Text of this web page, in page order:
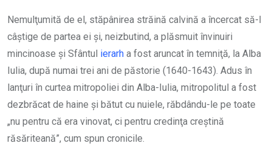
Nemulţumită de el, stăpânirea străină calvină a încercat să-l
câştige de partea ei şi, neizbutind, a plăsmuit învinuiri
mincinoase şi Sfântul ierarh a fost aruncat în temniţă, la Alba
Iulia, după numai trei ani de păstorie (1640-1643). Adus în
lanţuri în curtea mitropoliei din Alba-Iulia, mitropolitul a fost
dezbrăcat de haine şi bătut cu nuiele, răbdându-le pe toate
„nu pentru că era vinovat, ci pentru credinţa creştină
răsăriteană”, cum spun cronicile.